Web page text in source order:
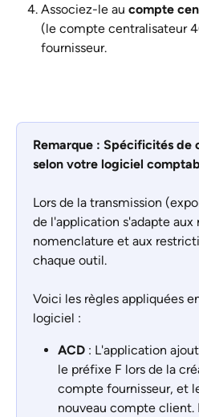
Associez-le au compte
(le compte centralisateur
fournisseur.
Remarque : Spécificités de
selon votre logiciel
Lors de la transmission
de l'application s'adapte aux
nomenclature et aux
chaque outil.
Voici les règles appliquées
logiciel :
ACD : L'application
le préfixe F lors de la
compte fournisseur, et
nouveau compte